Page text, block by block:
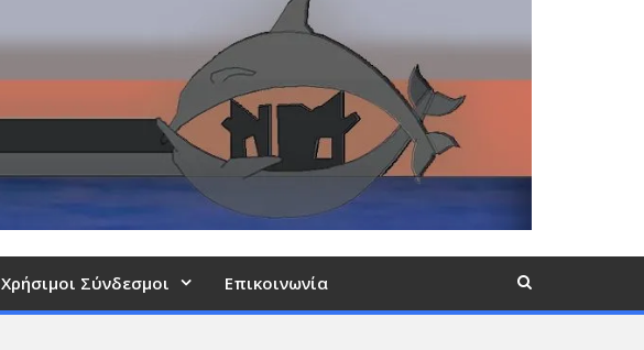
Χρήσιμοι Σύνδεσμοι Επικοινωνία